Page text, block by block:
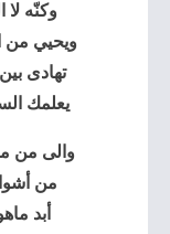
وكنّه لا
ويحيي من
تهادى
يعلمك
والى من
من
أبد